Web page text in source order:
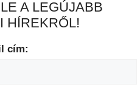
A LEGÚJABB
HÍREKRŐL!
cím: